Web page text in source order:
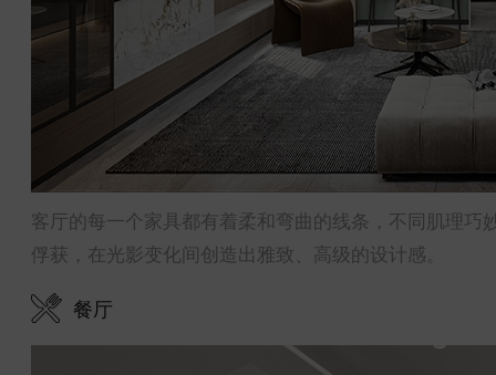
客厅的每一个家具都有着柔和弯曲的线条，不同肌理
俘获，在光影变化间创造出雅致、高级的设计感。
餐厅